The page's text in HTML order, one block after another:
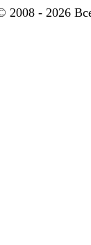
2008 - 2026